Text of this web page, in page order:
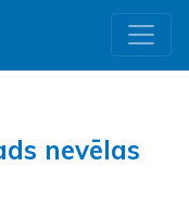
nevēlas